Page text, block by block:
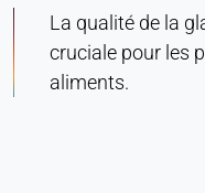
La qualité de la
cruciale pour les
aliments.